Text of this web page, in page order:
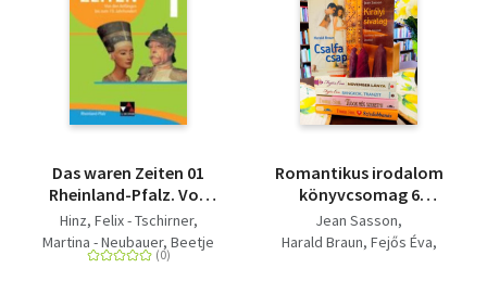
Das waren Zeiten 01
Rheinland-Pfalz. Von
den Anfängen bis zum
19. Jahrhundert - Für
die Jahrgangsstufen 7
Hinz, Felix - Tschirner,
Martina - Neubauer, Beetje
- Gomell, Siegfried -
Romantikus irodalom
könyvcsomag 6
darabos KÖNYVMENTŐ
AJÁNLAT: Királyi
Jean Sasson
Harald Braun Fejős Éva